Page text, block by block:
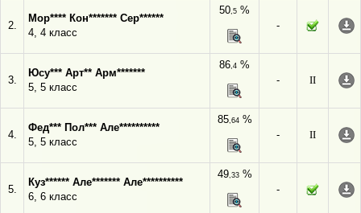
2.
Мор**** Кон******* Сер******
4, 4 класс
50,5 %
-
3.
Юсу*** Арт** Арм*******
5, 5 класс
86,4 %
-
II
4.
Фед*** Пол*** Але**********
5, 5 класс
85,64%
-
II
5.
Куз****** Але******* Але**********
6, 6 класс
49,33%
-